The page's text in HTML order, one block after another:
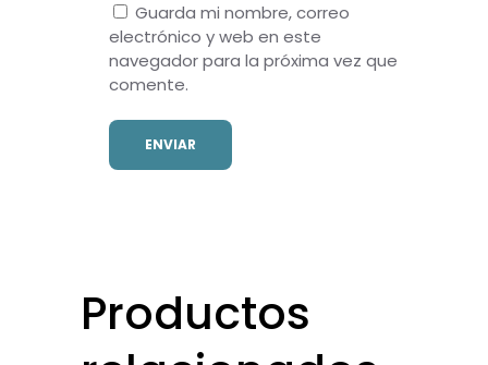
Guarda mi nombre, correo
electrónico y web en este
navegador para la próxima vez que
comente.
Productos